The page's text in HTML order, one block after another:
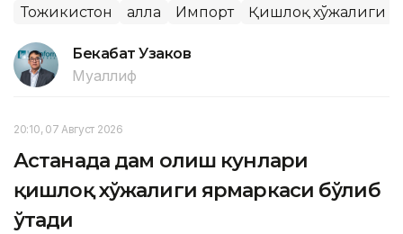
Тожикистон Ғалла Импорт Қишлоқ хўжалиги
Бекабат Узаков
Муаллиф
20:10, 07 Август 2026
Астанада дам олиш кунлари
қишлоқ хўжалиги ярмаркаси бўлиб
ўтади